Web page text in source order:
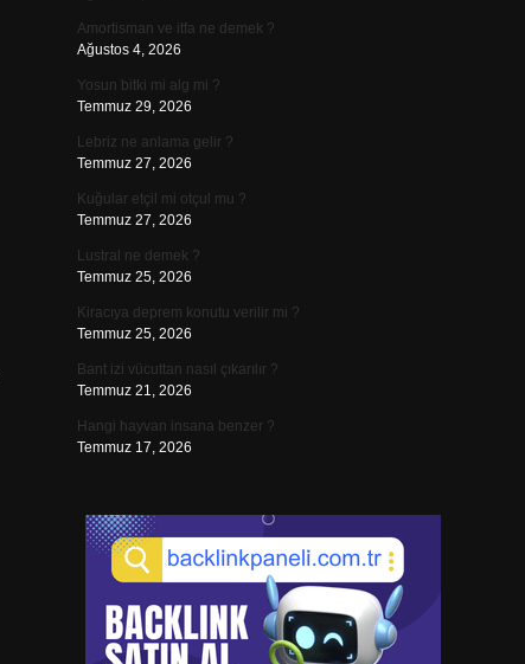
Amortisman ve itfa ne demek ?
Ağustos 4, 2026
Yosun bitki mi alg mi ?
Temmuz 29, 2026
Lebriz ne anlama gelir ?
Temmuz 27, 2026
Kuğular etçil mi otçul mu ?
Temmuz 27, 2026
Lustral ne demek ?
Temmuz 25, 2026
Kiracıya deprem konutu verilir mi ?
Temmuz 25, 2026
Bant izi vücuttan nasıl çıkarılır ?
Temmuz 21, 2026
Hangi hayvan insana benzer ?
Temmuz 17, 2026